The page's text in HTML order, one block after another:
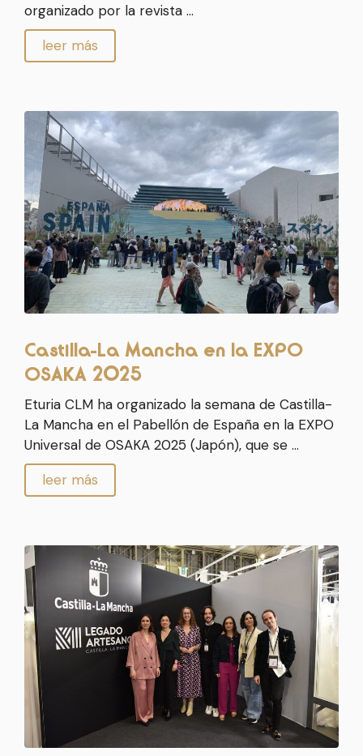
organizado por la revista …
leer más
Castilla-La Mancha en la EXPO
OSAKA 2025
Eturia CLM ha organizado la semana de Castilla-
La Mancha en el Pabellón de España en la EXPO
Universal de OSAKA 2025 (Japón), que se …
leer más